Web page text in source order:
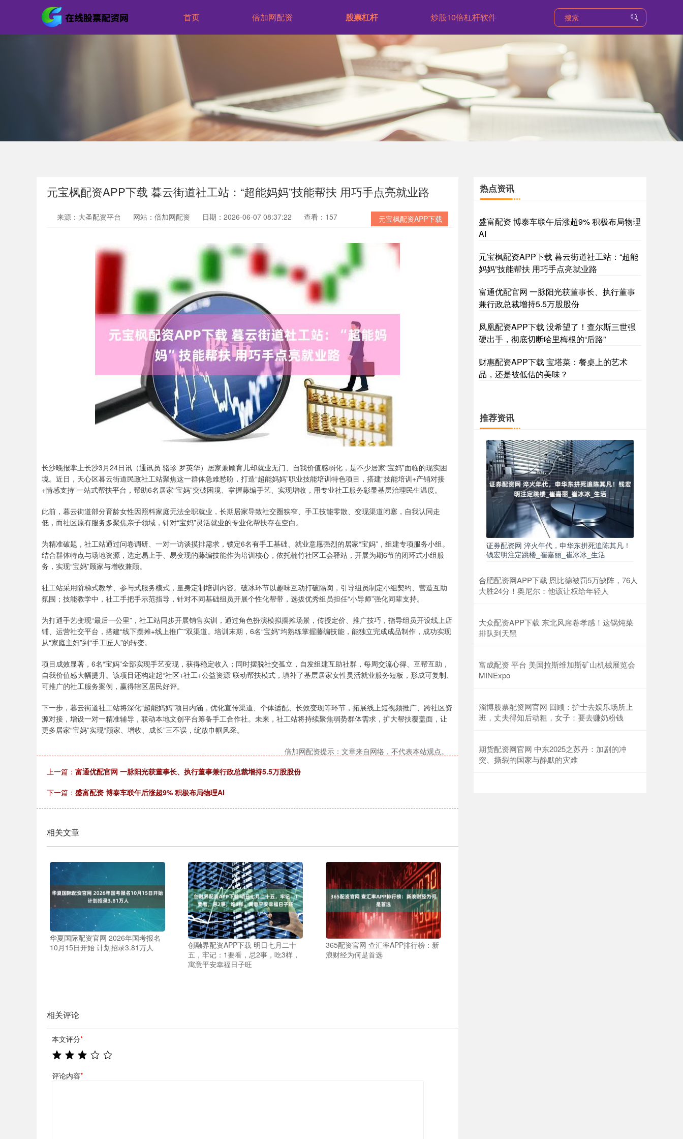
首页 倍加网配资 股票杠杆 炒股10倍杠杆软件
元宝枫配资APP下载 暮云街道社工站：“超能妈妈”技能帮扶 用巧手点亮就业路
元宝枫配资APP下载
来源：大圣配资平台 网站：倍加网配资 日期：2026-06-07 08:37:22 查看：157
长沙晚报掌上长沙3月24日讯（通讯员 骆珍 罗英华）居家兼顾育儿却就业无门、自我价值感弱化，是不少居家“宝妈”面临的现实困
境。近日，天心区暮云街道民政社工站聚焦这一群体急难愁盼，打造“超能妈妈”职业技能培训特色项目，搭建“技能培训+产销对接
+情感支持”一站式帮扶平台，帮助6名居家“宝妈”突破困境、掌握藤编手艺、实现增收，用专业社工服务彰显基层治理民生温度。
此前，暮云街道部分育龄女性因照料家庭无法全职就业，长期居家导致社交圈狭窄、手工技能零散、变现渠道闭塞，自我认同走
低，而社区原有服务多聚焦亲子领域，针对“宝妈”灵活就业的专业化帮扶存在空白。
为精准破题，社工站通过问卷调研、一对一访谈摸排需求，锁定6名有手工基础、就业意愿强烈的居家“宝妈”，组建专项服务小组。
结合群体特点与场地资源，选定易上手、易变现的藤编技能作为培训核心，依托楠竹社区工会驿站，开展为期6节的闭环式小组服
务，实现“宝妈”顾家与增收兼顾。
社工站采用阶梯式教学、参与式服务模式，量身定制培训内容。破冰环节以趣味互动打破隔阂，引导组员制定小组契约、营造互助
氛围；技能教学中，社工手把手示范指导，针对不同基础组员开展个性化帮带，选拔优秀组员担任“小导师”强化同辈支持。
为打通手艺变现“最后一公里”，社工站同步开展销售实训，通过角色扮演模拟摆摊场景，传授定价、推广技巧，指导组员开设线上店
铺、运营社交平台，搭建“线下摆摊+线上推广”双渠道。培训末期，6名“宝妈”均熟练掌握藤编技能，能独立完成成品制作，成功实现
从“家庭主妇”到“手工匠人”的转变。
项目成效显著，6名“宝妈”全部实现手艺变现，获得稳定收入；同时摆脱社交孤立，自发组建互助社群，每周交流心得、互帮互助，
自我价值感大幅提升。该项目还构建起“社区+社工+公益资源”联动帮扶模式，填补了基层居家女性灵活就业服务短板，形成可复制、
可推广的社工服务案例，赢得辖区居民好评。
下一步，暮云街道社工站将深化“超能妈妈”项目内涵，优化宣传渠道、个体适配、长效变现等环节，拓展线上短视频推广、跨社区资
源对接，增设一对一精准辅导，联动本地文创平台筹备手工合作社。未来，社工站将持续聚焦弱势群体需求，扩大帮扶覆盖面，让
更多居家“宝妈”实现“顾家、增收、成长”三不误，绽放巾帼风采。
倍加网配资提示：文章来自网络，不代表本站观点。
上一篇： 富通优配官网 一脉阳光获董事长、执行董事兼行政总裁增持5.5万股股份
下一篇： 盛富配资 博泰车联午后涨超9% 积极布局物理AI
相关文章
华夏国际配资官网 2026年国考报名
10月15日开始 计划招录3.81万人
创融界配资APP下载 明日七月二十
五，牢记：1要看，忌2事，吃3样，
寓意平安幸福日子旺
365配资官网 查汇率APP排行榜：新
浪财经为何是首选
相关评论
本文评分*
评论内容*
热点资讯
盛富配资 博泰车联午后涨超9% 积极布局物理
AI
元宝枫配资APP下载 暮云街道社工站：“超能
妈妈”技能帮扶 用巧手点亮就业路
富通优配官网 一脉阳光获董事长、执行董事
兼行政总裁增持5.5万股股份
凤凰配资APP下载 没希望了！查尔斯三世强
硬出手，彻底切断哈里梅根的“后路”
财惠配资APP下载 宝塔菜：餐桌上的艺术
品，还是被低估的美味？
推荐资讯
证券配资网 淬火年代，申华东拼死追陈其凡！
钱宏明注定跳楼_崔嘉丽_崔冰冰_生活
合肥配资网APP下载 恩比德被罚5万缺阵，76人
大胜24分！奥尼尔：他该让权给年轻人
大众配资APP下载 东北风席卷孝感！这锅炖菜
排队到天黑
富成配资 平台 美国拉斯维加斯矿山机械展览会
MINExpo
淄博股票配资网官网 回顾：护士去娱乐场所上
班，丈夫得知后动粗，女子：要去赚奶粉钱
期货配资网官网 中东2025之苏丹：加剧的冲
突、撕裂的国家与静默的灾难